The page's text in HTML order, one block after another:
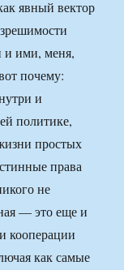
явный вектор
ими, меня,
почему:
и
политике,
простых
права
не
— это еще и
кооперации
как самые